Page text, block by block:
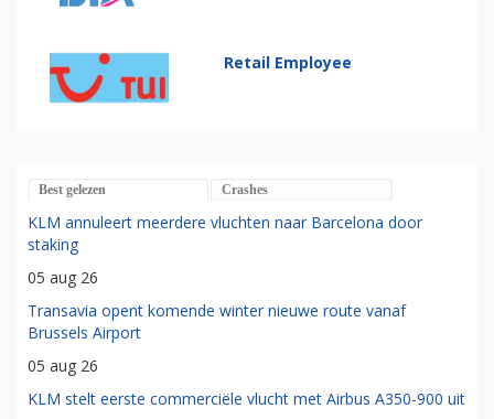
Retail Employee
Best gelezen Crashes
KLM annuleert meerdere vluchten naar Barcelona door
staking
05 aug 26
Transavia opent komende winter nieuwe route vanaf
Brussels Airport
05 aug 26
KLM stelt eerste commerciële vlucht met Airbus A350-900 uit